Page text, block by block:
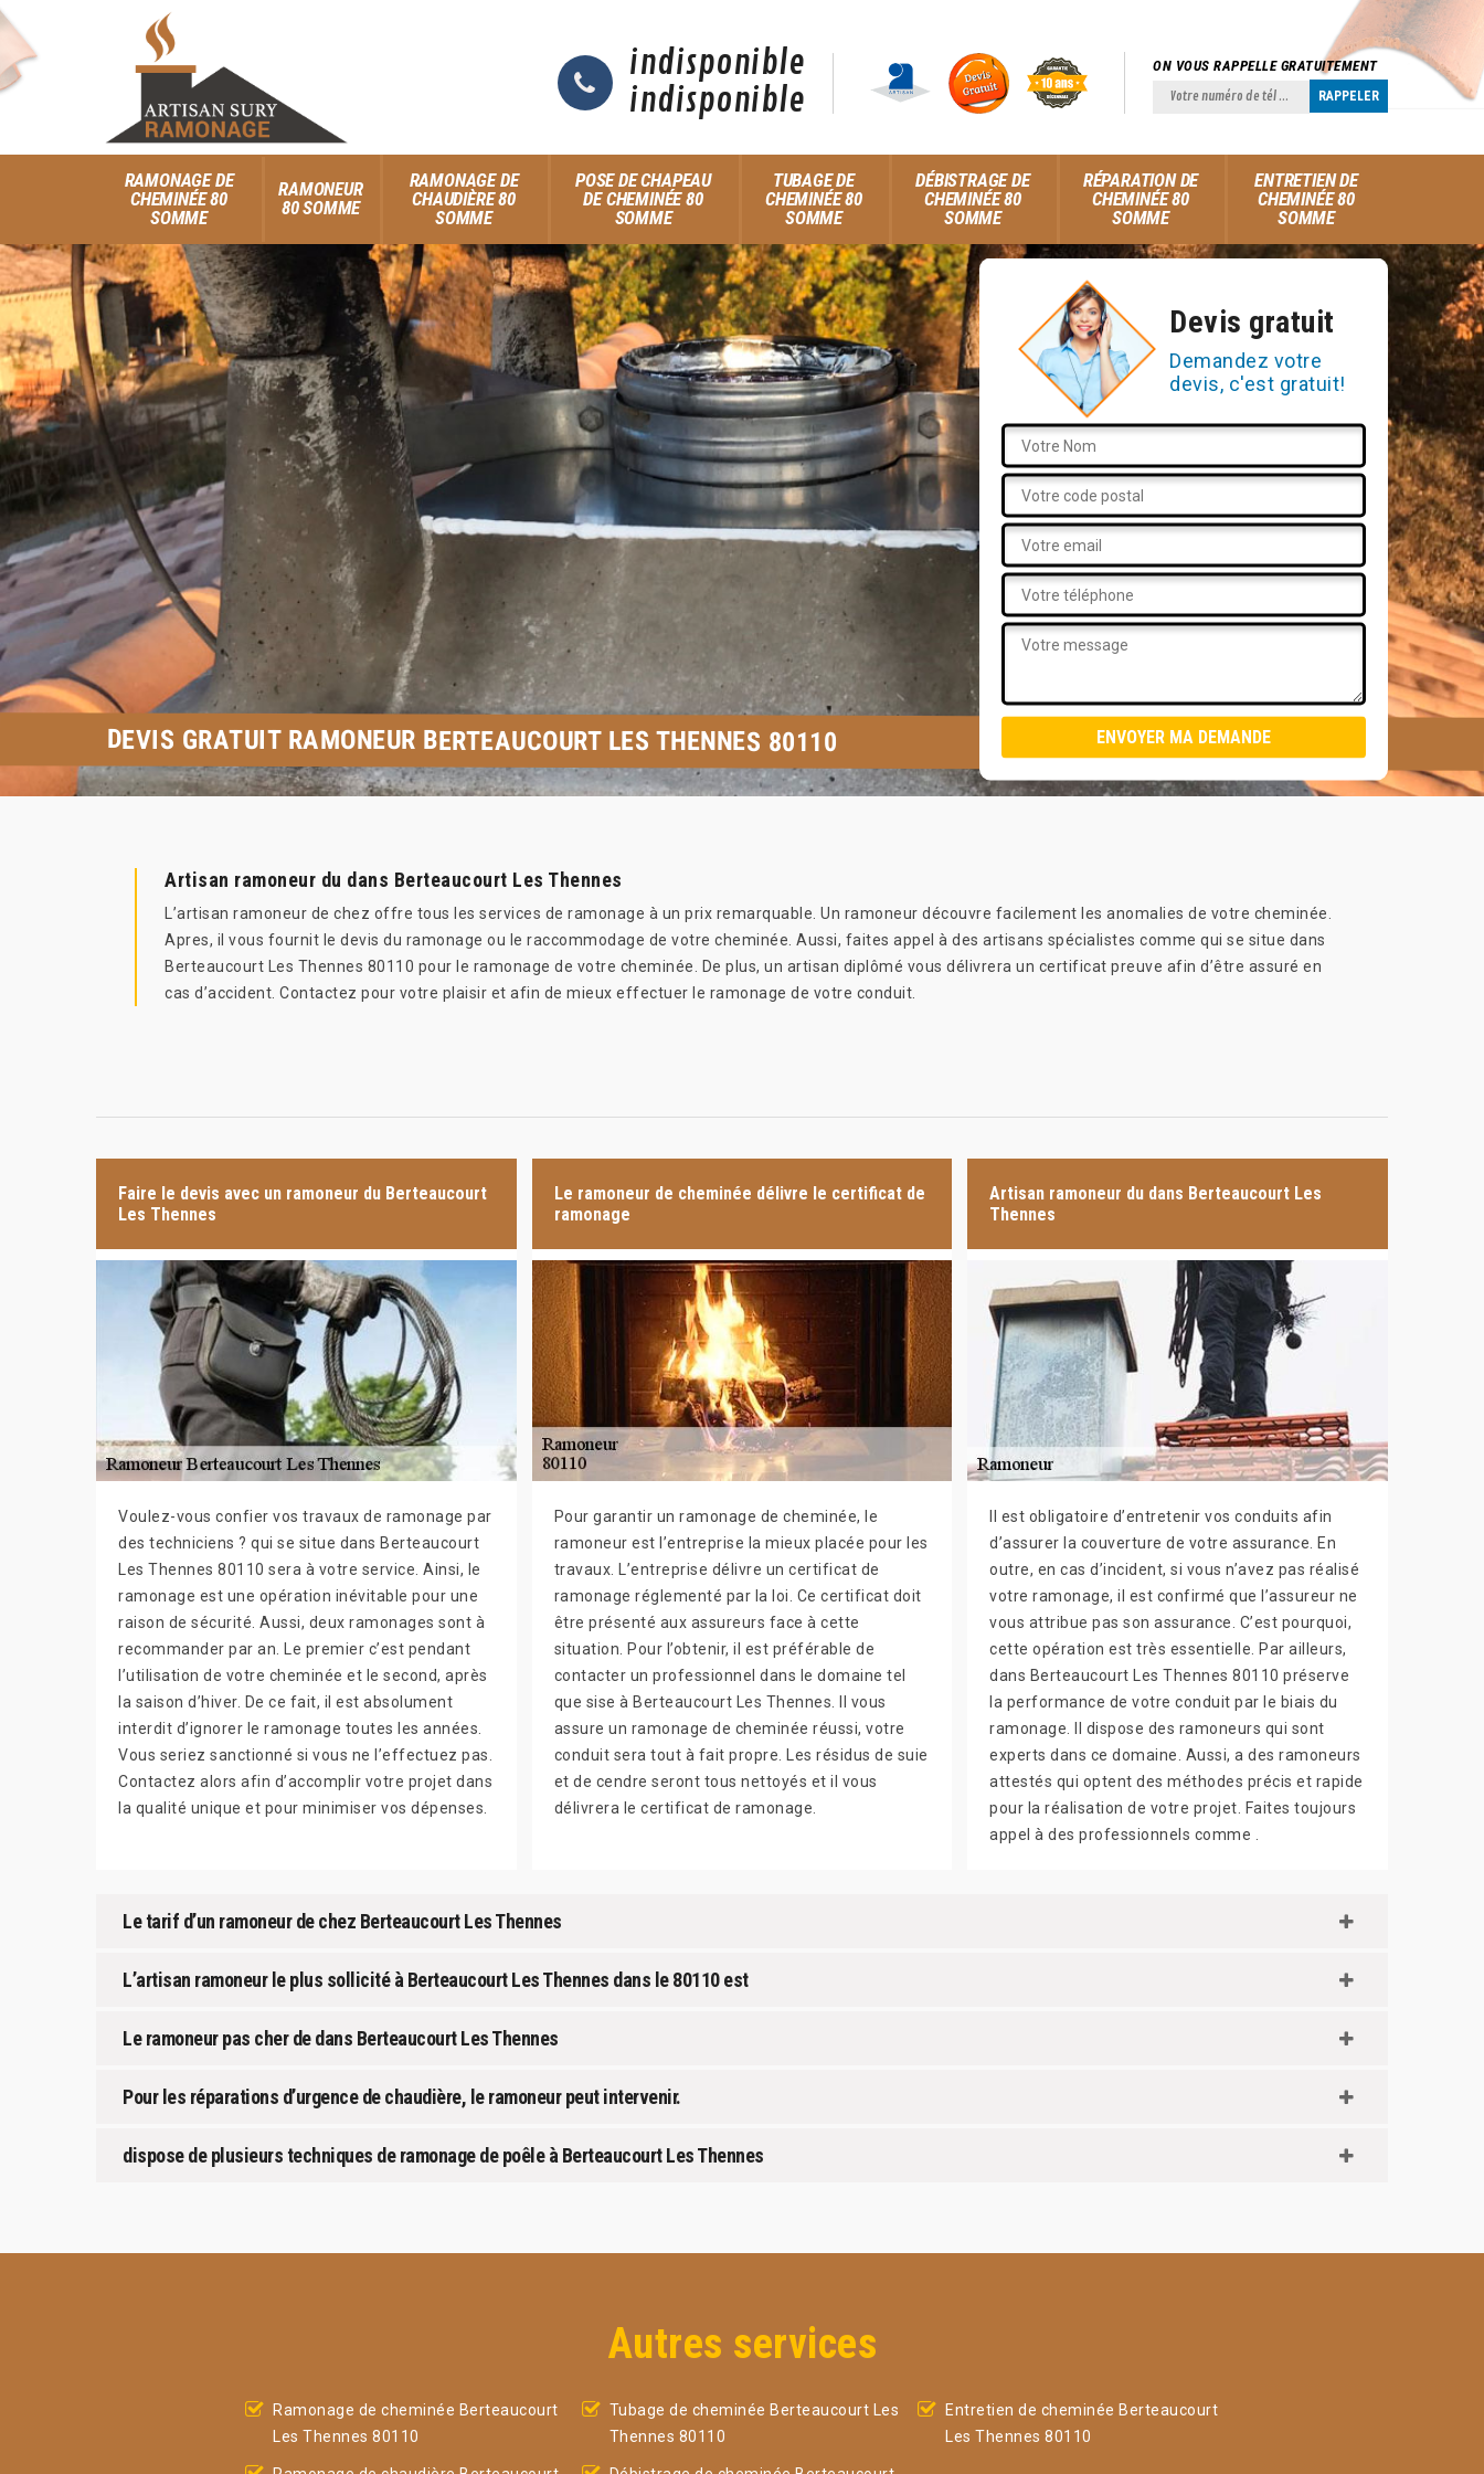
indisponible
indisponible
ON VOUS RAPPELLE GRATUITEMENT
RAMONAGE DE
CHEMINÉE 80
SOMME
RAMONEUR
80 SOMME
RAMONAGE DE
CHAUDIÈRE 80
SOMME
POSE DE CHAPEAU
DE CHEMINÉE 80
SOMME
TUBAGE DE
CHEMINÉE 80
SOMME
DÉBISTRAGE DE
CHEMINÉE 80
SOMME
RÉPARATION DE
CHEMINÉE 80
SOMME
ENTRETIEN DE
CHEMINÉE 80
SOMME
Devis gratuit
Demandez votre
devis, c'est gratuit!
DEVIS GRATUIT RAMONEUR BERTEAUCOURT LES THENNES 80110
Artisan ramoneur du dans Berteaucourt Les Thennes
L’artisan ramoneur de chez offre tous les services de ramonage à un prix remarquable. Un ramoneur découvre facilement les anomalies de votre cheminée.
Apres, il vous fournit le devis du ramonage ou le raccommodage de votre cheminée. Aussi, faites appel à des artisans spécialistes comme qui se situe dans
Berteaucourt Les Thennes 80110 pour le ramonage de votre cheminée. De plus, un artisan diplômé vous délivrera un certificat preuve afin d’être assuré en
cas d’accident. Contactez pour votre plaisir et afin de mieux effectuer le ramonage de votre conduit.
Faire le devis avec un ramoneur du Berteaucourt
Les Thennes
Voulez-vous confier vos travaux de ramonage par
des techniciens ? qui se situe dans Berteaucourt
Les Thennes 80110 sera à votre service. Ainsi, le
ramonage est une opération inévitable pour une
raison de sécurité. Aussi, deux ramonages sont à
recommander par an. Le premier c’est pendant
l’utilisation de votre cheminée et le second, après
la saison d’hiver. De ce fait, il est absolument
interdit d’ignorer le ramonage toutes les années.
Vous seriez sanctionné si vous ne l’effectuez pas.
Contactez alors afin d’accomplir votre projet dans
la qualité unique et pour minimiser vos dépenses.
Le ramoneur de cheminée délivre le certificat de
ramonage
Pour garantir un ramonage de cheminée, le
ramoneur est l’entreprise la mieux placée pour les
travaux. L’entreprise délivre un certificat de
ramonage réglementé par la loi. Ce certificat doit
être présenté aux assureurs face à cette
situation. Pour l’obtenir, il est préférable de
contacter un professionnel dans le domaine tel
que sise à Berteaucourt Les Thennes. Il vous
assure un ramonage de cheminée réussi, votre
conduit sera tout à fait propre. Les résidus de suie
et de cendre seront tous nettoyés et il vous
délivrera le certificat de ramonage.
Artisan ramoneur du dans Berteaucourt Les
Thennes
Il est obligatoire d’entretenir vos conduits afin
d’assurer la couverture de votre assurance. En
outre, en cas d’incident, si vous n’avez pas réalisé
votre ramonage, il est confirmé que l’assureur ne
vous attribue pas son assurance. C’est pourquoi,
cette opération est très essentielle. Par ailleurs,
dans Berteaucourt Les Thennes 80110 préserve
la performance de votre conduit par le biais du
ramonage. Il dispose des ramoneurs qui sont
experts dans ce domaine. Aussi, a des ramoneurs
attestés qui optent des méthodes précis et rapide
pour la réalisation de votre projet. Faites toujours
appel à des professionnels comme .
Le tarif d’un ramoneur de chez Berteaucourt Les Thennes
L’artisan ramoneur le plus sollicité à Berteaucourt Les Thennes dans le 80110 est
Le ramoneur pas cher de dans Berteaucourt Les Thennes
Pour les réparations d’urgence de chaudière, le ramoneur peut intervenir.
dispose de plusieurs techniques de ramonage de poêle à Berteaucourt Les Thennes
Autres services
Ramonage de cheminée Berteaucourt
Les Thennes 80110
Tubage de cheminée Berteaucourt Les
Thennes 80110
Entretien de cheminée Berteaucourt
Les Thennes 80110